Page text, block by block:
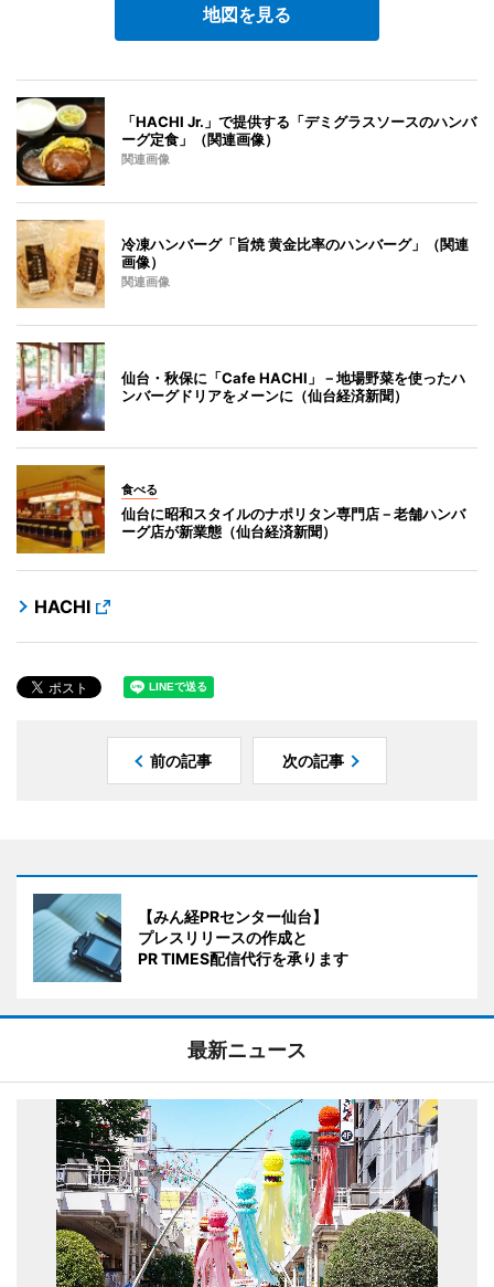
地図を見る
「HACHI Jr.」で提供する「デミグラスソースのハンバ
ーグ定食」（関連画像）
関連画像
冷凍ハンバーグ「旨焼 黄金比率のハンバーグ」（関連
画像）
関連画像
仙台・秋保に「Cafe HACHI」－地場野菜を使ったハ
ンバーグドリアをメーンに（仙台経済新聞）
食べる
仙台に昭和スタイルのナポリタン専門店－老舗ハンバ
ーグ店が新業態（仙台経済新聞）
HACHI
前の記事 次の記事
【みん経PRセンター仙台】
プレスリリースの作成と
PR TIMES配信代行を承ります
最新ニュース